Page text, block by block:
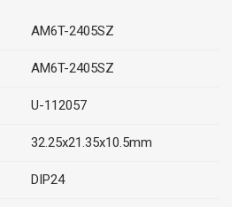
AM6T-2405SZ
AM6T-2405SZ
U-112057
32.25x21.35x10.5mm
DIP24